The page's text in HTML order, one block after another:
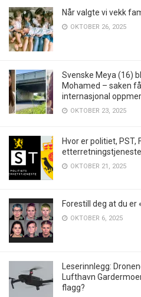
Når valgte vi vekk
OKTOBER 26, 2025
Svenske Meya (16)
Mohamed – saken
internasjonal
OKTOBER 23, 2025
Hvor er politiet, PST,
OKTOBER 21, 2025
Forestill deg at du er
OKTOBER 6, 2025
Leserinnlegg:
Lufthavn
flagg?